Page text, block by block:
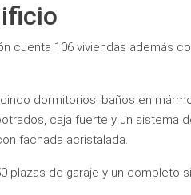
cuenta 106 viviendas además
dormitorios, baños en
caja fuerte y un sistema
fachada acristalada.
plazas de garaje y un completo